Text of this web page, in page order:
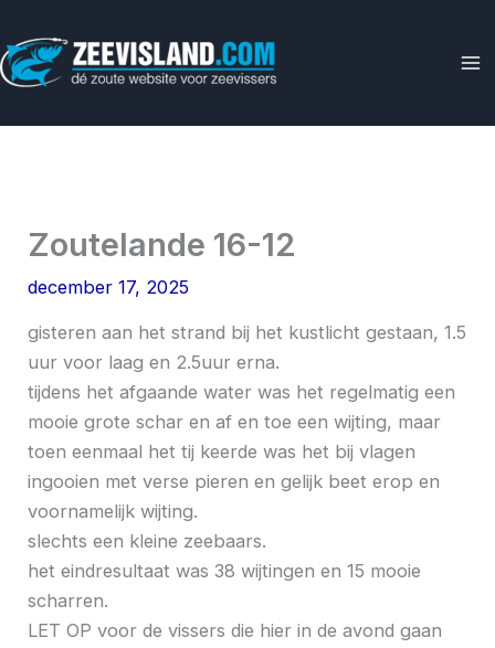
naar
de
Zoutelande 16-12
december 17, 2025
gisteren aan het strand bij het kustlicht gestaan, 1.5
uur voor laag en 2.5uur erna.
tijdens het afgaande water was het regelmatig een
mooie grote schar en af en toe een wijting, maar
toen eenmaal het tij keerde was het bij vlagen
ingooien met verse pieren en gelijk beet erop en
voornamelijk wijting.
slechts een kleine zeebaars.
het eindresultaat was 38 wijtingen en 15 mooie
scharren.
LET OP voor de vissers die hier in de avond gaan